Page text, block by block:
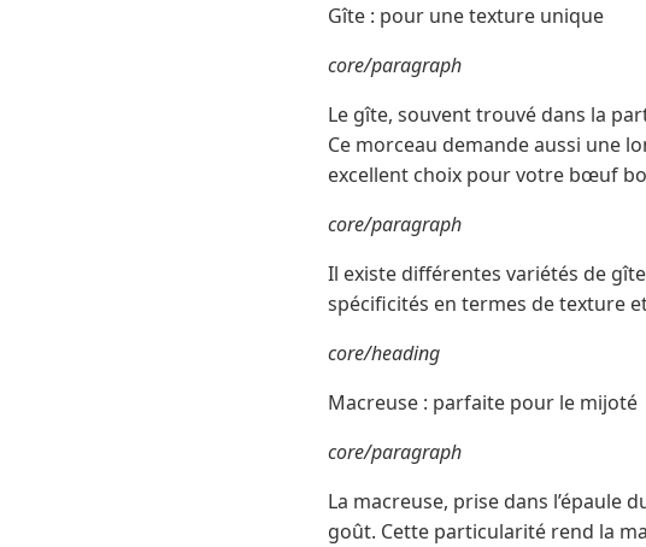
Gîte : pour une texture unique
core/paragraph
Le gîte, souvent trouvé dans la
Ce morceau demande aussi une
excellent choix pour votre bœuf
core/paragraph
Il existe différentes variétés de
spécificités en termes de texture
core/heading
Macreuse : parfaite pour le mijoté
core/paragraph
La macreuse, prise dans
goût. Cette particularité rend la